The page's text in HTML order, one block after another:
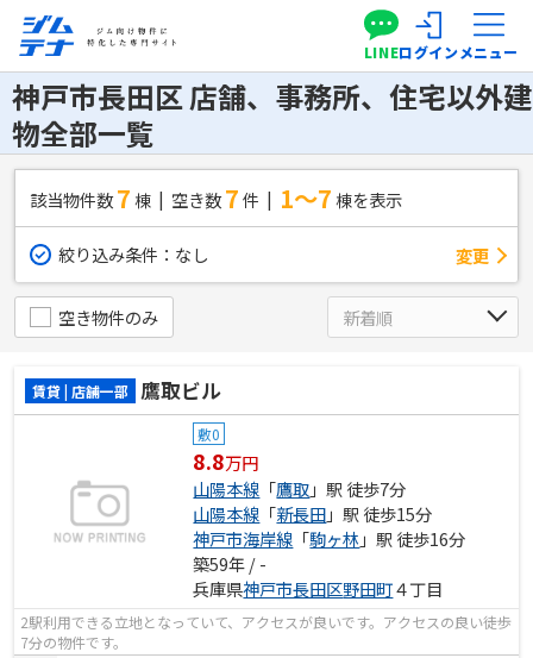
LINEログインメニュー
神戸市長田区 店舗、事務所、住宅以外建
物全部一覧
該当物件数7棟 空き数 7件 1～7棟を表示
絞り込み条件： なし 変更
空き物件のみ
賃貸 | 店舗一部 鷹取ビル
敷0
8.8万円
山陽本線 「鷹取」駅 徒歩7分
山陽本線 「新長田」駅 徒歩15分
神戸市海岸線 「駒ヶ林 」駅 徒歩16分
築59年 / -
兵庫県神戸市長田区野田町４丁目
2駅利用できる立地となっていて、アクセスが良いです。アクセスの良い徒歩
7分の物件です。